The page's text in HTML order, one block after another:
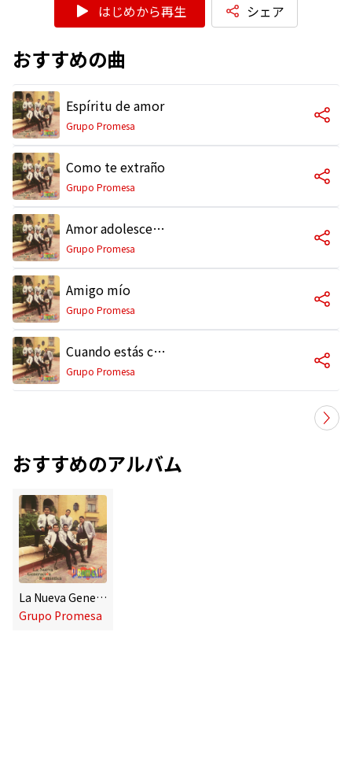
はじめから再生 シェア
おすすめの曲
Espíritu de amor
Grupo Promesa
Como te extraño
Grupo Promesa
Amor adolescente
Grupo Promesa
Amigo mío
Grupo Promesa
Cuando estás con él
Grupo Promesa
おすすめのアルバム
La Nueva Generación Romántica
Grupo Promesa